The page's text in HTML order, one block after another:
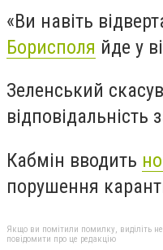
«Ви навіть
Борисполя йде у
Зеленський
відповідальність
Кабмін вводить
порушення
Якщо ви помітили помилку, виділіть
повідомити про це редакцію